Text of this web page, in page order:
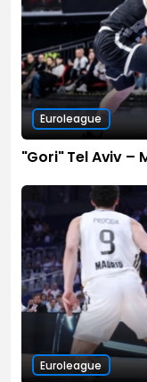
Euroleague
"Gori" Tel Aviv –
Euroleague